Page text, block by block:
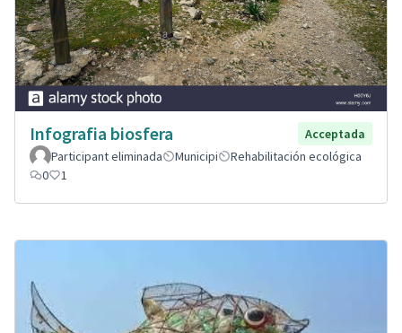
Infografia biosfera
Acceptada
Participant eliminada
Municipi
Rehabilitación ecológica
0
1